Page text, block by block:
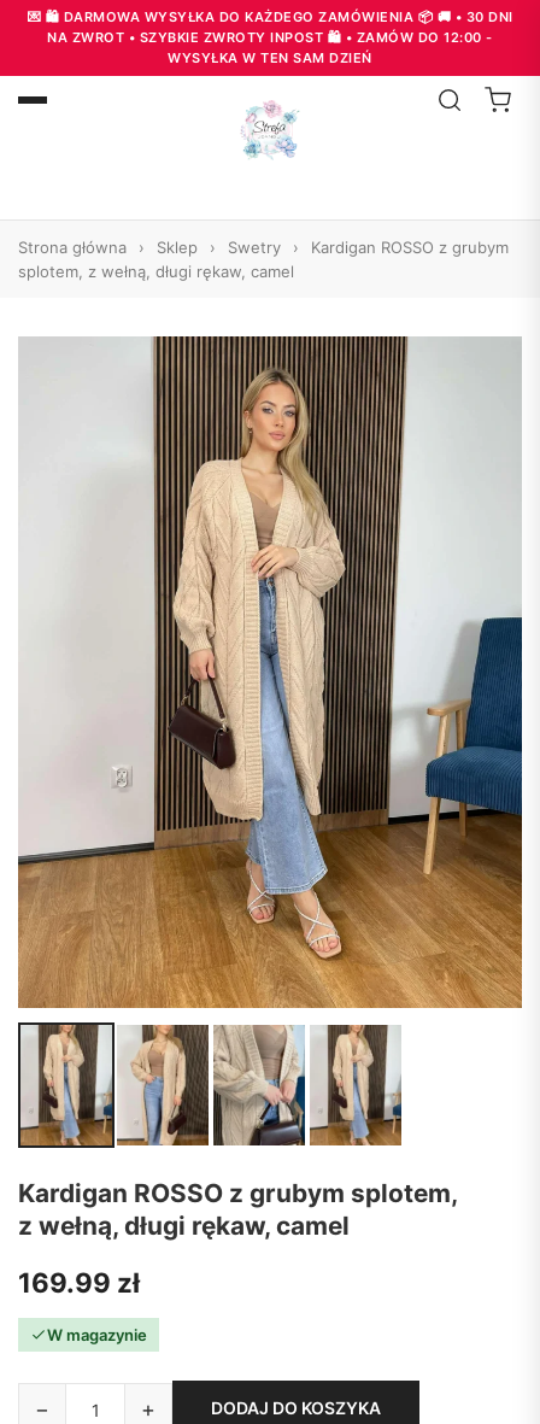
💌 🛍️ DARMOWA WYSYŁKA DO KAŻDEGO ZAMÓWIENIA 📦 🚚 • 30 DNI
NA ZWROT • SZYBKIE ZWROTY INPOST 🛍️ • ZAMÓW DO 12:00 -
WYSYŁKA W TEN SAM DZIEŃ
Strona główna › Sklep › Swetry ›
Kardigan ROSSO z grubym
splotem, z wełną, długi rękaw, camel
Kardigan ROSSO z grubym splotem,
z wełną, długi rękaw, camel
169.99 zł
W magazynie
− + DODAJ DO KOSZYKA